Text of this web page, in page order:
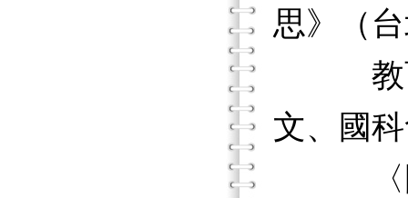
思》（
教育
文、國
〈國